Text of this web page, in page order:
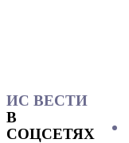
ИС ВЕСТИ
В
СОЦСЕТЯХ